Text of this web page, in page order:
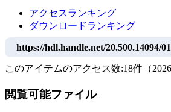
アクセスランキング
ダウンロードランキング
https://hdl.handle.net/20.500.14094/
このアイテムのアクセス数:18件 （
閲覧可能ファイル